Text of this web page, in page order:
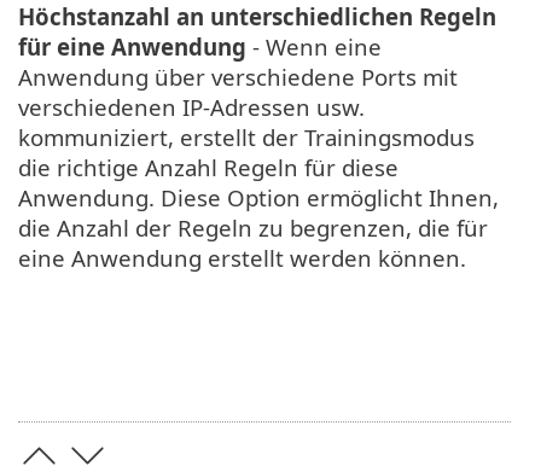
Höchstanzahl an unterschiedlichen Regeln
für eine Anwendung - Wenn eine
Anwendung über verschiedene Ports mit
verschiedenen IP-Adressen usw.
kommuniziert, erstellt der Trainingsmodus
die richtige Anzahl Regeln für diese
Anwendung. Diese Option ermöglicht Ihnen,
die Anzahl der Regeln zu begrenzen, die für
eine Anwendung erstellt werden können.